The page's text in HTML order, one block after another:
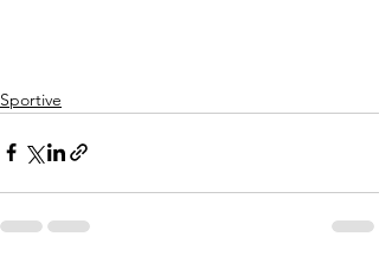
Sportive